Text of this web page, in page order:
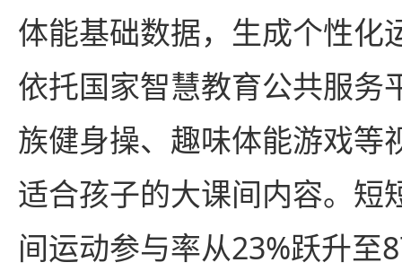
体能基础数据，生成个性化
依托国家智慧教育公共服务
族健身操、趣味体能游戏等
适合孩子的大课间内容。短
间运动参与率从23%跃升至